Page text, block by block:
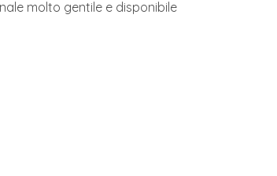
molto gentile e disponibile